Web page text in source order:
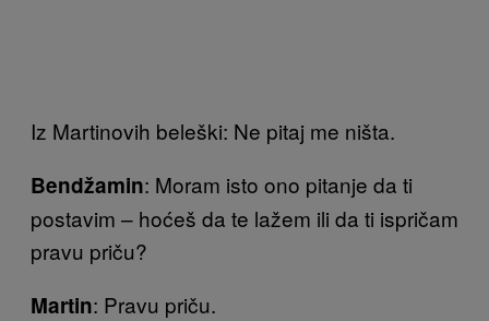
Iz Martinovih beleški: Ne pitaj me ništa.
Bendžamin: Moram isto ono pitanje da ti
postavim – hoćeš da te lažem ili da ti ispričam
pravu priču?
Martin: Pravu priču.